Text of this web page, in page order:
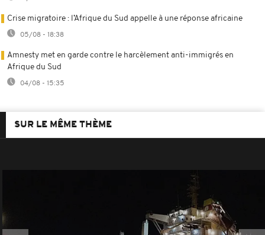
Crise migratoire : l’Afrique du Sud appelle à une réponse africaine
05/08 - 18:38
Amnesty met en garde contre le harcèlement anti-immigrés en
Afrique du Sud
04/08 - 15:35
SUR LE MÊME THÈME